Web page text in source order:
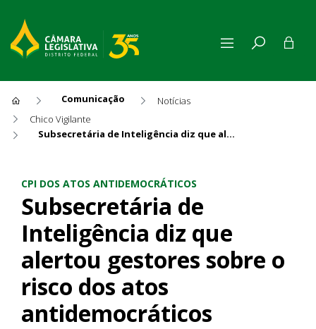
Comunicação
Notícias
Chico Vigilante
Subsecretária de Inteligência diz que alertou gestores sobre o risco dos atos antidemocráticos
CPI DOS ATOS ANTIDEMOCRÁTICOS
Subsecretária de
Inteligência diz que
alertou gestores sobre o
risco dos atos
antidemocráticos